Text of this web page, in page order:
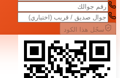
سجّل هذا الكود